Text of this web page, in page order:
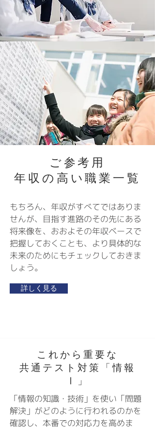
ご参考用
年収の高い職業一覧
もちろん、年収がすべてではありま
せんが、目指す進路のその先にある
将来像を、おおよその年収ベースで
把握しておくことも、より具体的な
未来のためにもチェックしておきま
しょう。
詳しく見る
これから重要な​
共通テスト対策「情報
Ⅰ」
「情報の知識・技術」を使い「問題
解決」がどのように行われるのかを
確認し、本番での対応力を高めま